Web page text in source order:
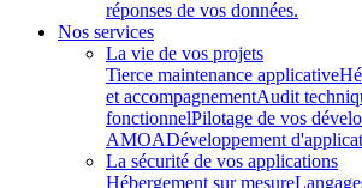
réponses de vos données.
Nos services
La vie de vos projets
Tierce maintenance applicative
et accompagnementAudit
fonctionnelPilotage de vos
AMOADéveloppement
La sécurité de vos applications
Hébergement sur mesure